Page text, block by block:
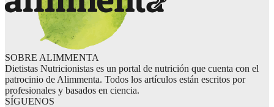
SOBRE ALIMMENTA
Dietistas Nutricionistas es un portal de nutrición que cuenta con el
patrocinio de Alimmenta. Todos los artículos están escritos por
profesionales y basados en ciencia.
SÍGUENOS